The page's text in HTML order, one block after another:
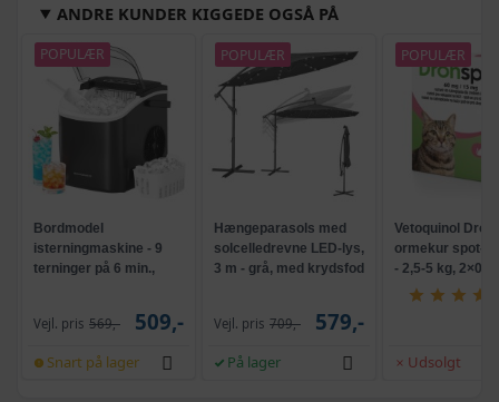
ANDRE KUNDER KIGGEDE OGSÅ PÅ
POPULÆR
Bordmodel
isterningmaskine - 9
terninger på 6 min.,
Vejl. pris 569,- 509,-
Snart på lager
POPULÆR
Hængeparasols med
solcelledrevne LED-lys,
3 m - grå, med krydsfod
Vejl. pris 709,- 579,-
På lager
POPULÆR
Vetoquinol
ormekur spot-
- 2,5-5 kg, 2×0,7
Udsolgt